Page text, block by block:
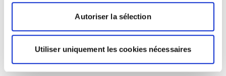
Autoriser la sélection
Utiliser uniquement les cookies nécessaires